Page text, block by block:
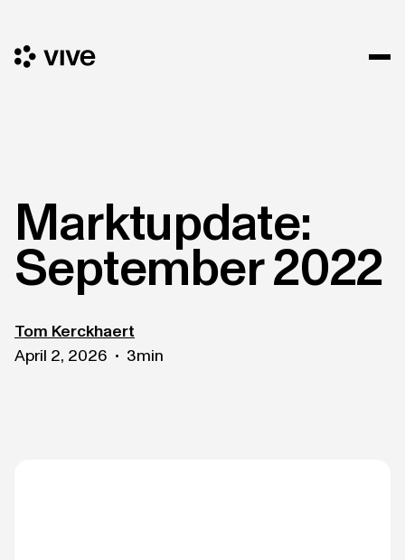
Marktupdate:
September 2022
Tom Kerckhaert
April 2, 2026 • 3min